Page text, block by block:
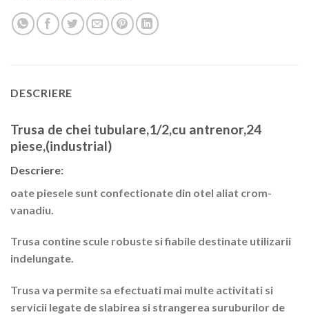
DESCRIERE
Trusa de chei tubulare,1/2,cu antrenor,24
piese,(industrial)
Descriere:
oate piesele sunt confectionate din otel aliat crom-
vanadiu.
Trusa contine scule robuste si fiabile destinate utilizarii
indelungate.
Trusa va permite sa efectuati mai multe activitati si
servicii legate de slabirea si strangerea suruburilor de